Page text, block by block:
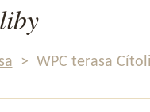
> WPC terasa